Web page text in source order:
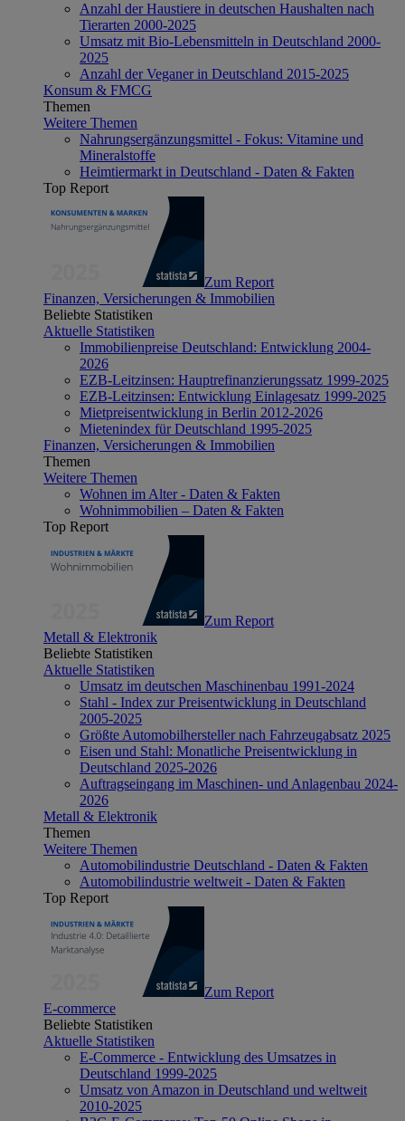
Anzahl der Haustiere in deutschen Haushalten nach
Tierarten 2000-2025
Umsatz mit Bio-Lebensmitteln in Deutschland 2000-
2025
Anzahl der Veganer in Deutschland 2015-2025
Konsum & FMCG
Themen
Weitere Themen
Nahrungsergänzungsmittel - Fokus: Vitamine und
Mineralstoffe
Heimtiermarkt in Deutschland - Daten & Fakten
Top Report
Zum Report
Finanzen, Versicherungen & Immobilien
Beliebte Statistiken
Aktuelle Statistiken
Immobilienpreise Deutschland: Entwicklung 2004-
2026
EZB-Leitzinsen: Hauptrefinanzierungssatz 1999-2025
EZB-Leitzinsen: Entwicklung Einlagesatz 1999-2025
Mietpreisentwicklung in Berlin 2012-2026
Mietenindex für Deutschland 1995-2025
Finanzen, Versicherungen & Immobilien
Themen
Weitere Themen
Wohnen im Alter - Daten & Fakten
Wohnimmobilien – Daten & Fakten
Top Report
Zum Report
Metall & Elektronik
Beliebte Statistiken
Aktuelle Statistiken
Umsatz im deutschen Maschinenbau 1991-2024
Stahl - Index zur Preisentwicklung in Deutschland
2005-2025
Größte Automobilhersteller nach Fahrzeugabsatz 2025
Eisen und Stahl: Monatliche Preisentwicklung in
Deutschland 2025-2026
Auftragseingang im Maschinen- und Anlagenbau 2024-
2026
Metall & Elektronik
Themen
Weitere Themen
Automobilindustrie Deutschland - Daten & Fakten
Automobilindustrie weltweit - Daten & Fakten
Top Report
Zum Report
E-commerce
Beliebte Statistiken
Aktuelle Statistiken
E-Commerce - Entwicklung des Umsatzes in
Deutschland 1999-2025
Umsatz von Amazon in Deutschland und weltweit
2010-2025